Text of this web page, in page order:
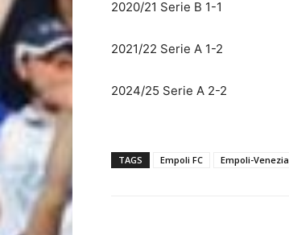
2020/21 Serie B 1-1
2021/22 Serie A 1-2
2024/25 Serie A 2-2
TAGS Empoli FC Empoli-Venezia